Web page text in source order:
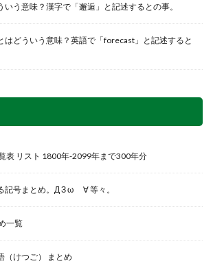
いう意味？漢字で「邂逅」と記述するとの事。
はどういう意味？英語で「forecast」と記述すると
表 リスト 1800年-2099年まで300年分
号まとめ。Д З ω ゞ∀ 等々。
一覧
（けつご） まとめ